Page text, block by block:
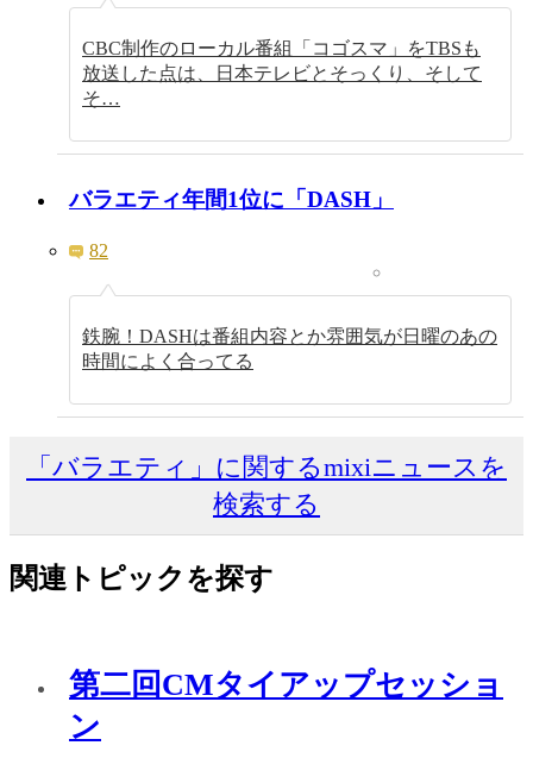
CBC制作のローカル番組「コゴスマ」をTBSも
放送した点は、日本テレビとそっくり、そして
そ…
バラエティ年間1位に「DASH」
82
鉄腕！DASHは番組内容とか雰囲気が日曜のあの
時間によく合ってる
「バラエティ」に関するmixiニュースを
検索する
関連トピックを探す
第二回CMタイアップセッショ
ン